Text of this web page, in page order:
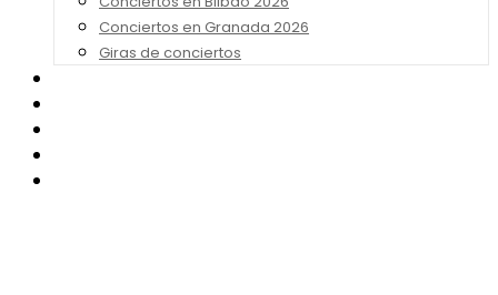
Conciertos en Granada 2026
Giras de conciertos